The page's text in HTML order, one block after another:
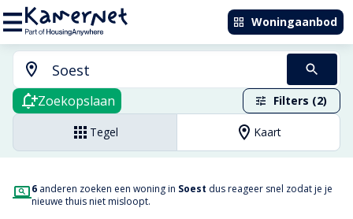
Woningaanbod
Zoekopslaan Filters (2)
Tegel Kaart
6 anderen zoeken een woning in Soest dus reageer snel zodat je je
nieuwe thuis niet misloopt.